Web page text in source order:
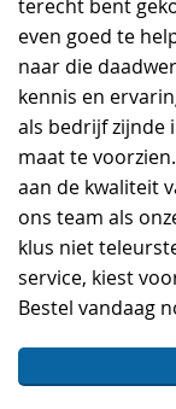
terecht bent
even goed te
naar die
kennis en
als bedrijf zijnde
maat te
aan de kwaliteit
ons team als
klus niet
service, kiest
Bestel vandaag